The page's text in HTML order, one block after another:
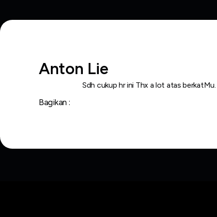
Anton Lie
Sdh cukup hr ini Thx a lot atas berkatMu.
Bagikan :